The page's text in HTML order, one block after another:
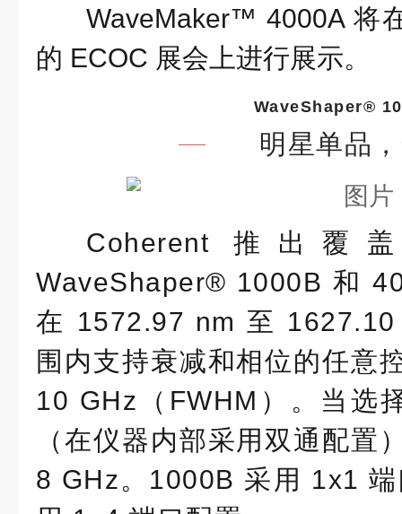
WaveMaker™ 4000A 将
的 ECOC 展会上进行展示。
WaveShaper®
明星单品
Coherent 推出覆
WaveShaper® 1000B 和
在 1572.97 nm 至
围内支持衰减和相位的任意
10 GHz（FWHM）。当选
（在仪器内部采用双通配置
8 GHz。1000B 采用 1x1